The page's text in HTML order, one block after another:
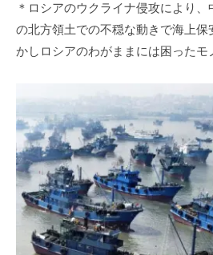
＊ロシアのウクライナ侵攻により
の北方領土での不穏な動きで海上保
かしロシアのわがままには困ったモ